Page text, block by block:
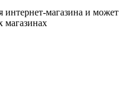
интернет-магазина и может
магазинах